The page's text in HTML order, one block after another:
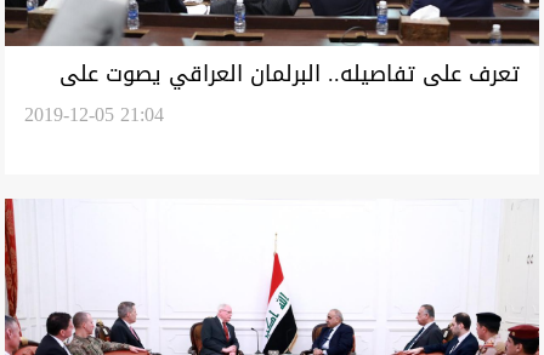
تعرف على تفاصيله.. البرلمان العراقي يصوت على
2019-12-05 21:04